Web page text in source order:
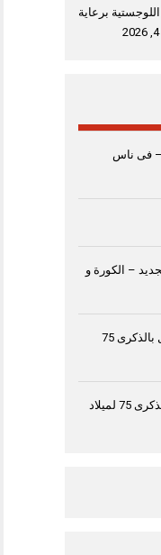
برعاية
فى ناس
– الكورة و
جوجل تحتفل بالذكرى 75
جوجل تحتفل بالذكرى 75 لميلاد